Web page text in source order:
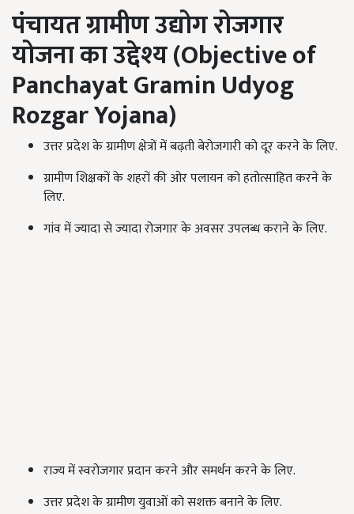
पंचायत ग्रामीण उद्योग रोजगार
योजना का उद्देश्य (Objective of
Panchayat Gramin Udyog
Rozgar Yojana)
उत्तर प्रदेश के ग्रामीण क्षेत्रों में बढ़ती बेरोजगारी को दूर करने के लिए.
ग्रामीण शिक्षकों के शहरों की ओर पलायन को हतोत्साहित करने के
लिए.
गांव में ज्यादा से ज्यादा रोजगार के अवसर उपलब्ध कराने के लिए.
राज्य में स्वरोजगार प्रदान करने और समर्थन करने के लिए.
उत्तर प्रदेश के ग्रामीण युवाओं को सशक्त बनाने के लिए.